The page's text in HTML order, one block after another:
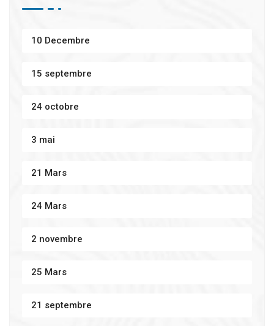
10 Decembre
15 septembre
24 octobre
3 mai
21 Mars
24 Mars
2 novembre
25 Mars
21 septembre